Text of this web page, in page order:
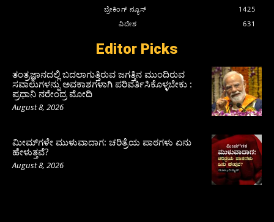
ಬ್ರೇಕಿಂಗ್ ನ್ಯೂಸ್
1425
ವಿದೇಶ
631
Editor Picks
ತಂತ್ರಜ್ಞಾನದಲ್ಲಿ ಬದಲಾಗುತ್ತಿರುವ ಜಗತ್ತಿನ ಮುಂದಿರುವ
ಸವಾಲುಗಳನ್ನು ಅವಕಾಶಗಳಾಗಿ ಪರಿವರ್ತಿಸಿಕೊಳ್ಳಬೇಕು :
ಪ್ರಧಾನಿ ನರೇಂದ್ರ ಮೋದಿ
August 8, 2026
ಮೀಮ್‌ಗಳೇ ಮುಳುವಾದಾಗ: ಚರಿತ್ರೆಯ ಪಾಠಗಳು ಏನು
ಹೇಳುತ್ತವೆ?
August 8, 2026